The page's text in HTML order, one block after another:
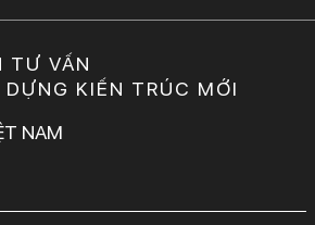
TƯ VẤN
KIẾN TRÚC MỚI
NAM